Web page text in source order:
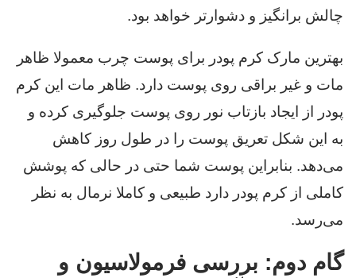
چالش برانگیز و دشوارتر خواهد بود.
بهترین مارک کرم پودر برای پوست چرب معمولا ظاهر
مات و غیر براقی روی پوست دارد. ظاهر مات این کرم
پودر از ایجاد بازتاب نور روی پوست جلوگیری کرده و
به این شکل تعریق پوست را در طول روز کاهش
می‌دهد. بنابراین پوست شما حتی در حالی که پوشش
کاملی از کرم پودر دارد طبیعی و کاملا نرمال به نظر
می‌رسد.
گام دوم: بررسی فرمولاسیون و